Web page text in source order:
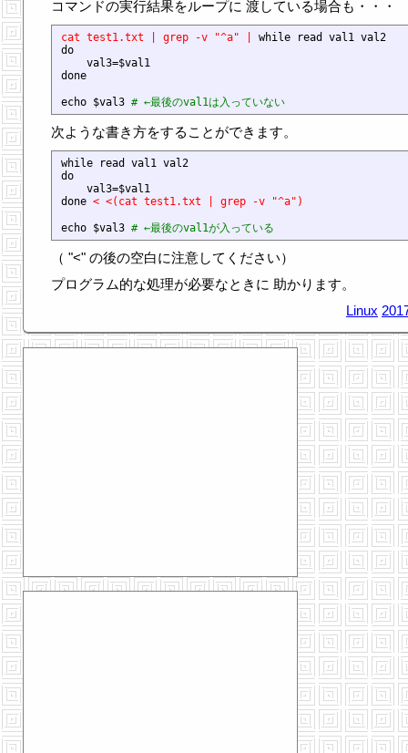
コマンドの実行結果をループに 渡している場合も・・・
cat test1.txt | grep -v "^a" | while read val1 val2
do
    val3=$val1
done
echo $val3 # ←最後のval1は入っていない
次ような書き方をすることができます。
while read val1 val2
do
    val3=$val1
done < <(cat test1.txt | grep -v "^a")
echo $val3 # ←最後のval1が入っている
（ "<" の後の空白に注意してください）
プログラム的な処理が必要なときに 助かります。
Linux